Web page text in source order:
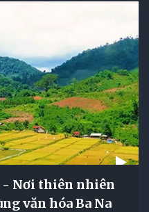
- Nơi thiên nhiên
văn hóa Ba Na